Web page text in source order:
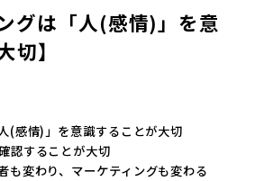
グは「人(感情)」を意
切】
(感情)」を意識することが大切
認することが大切
も変わり、マーケティングも変わる